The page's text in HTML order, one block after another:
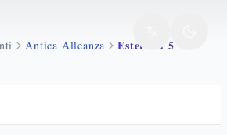
Antica Alleanza Ester 4 1 5